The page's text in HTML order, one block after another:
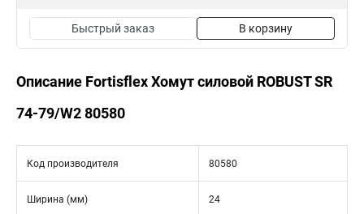
Быстрый заказ В корзину
Описание Fortisflex Хомут силовой ROBUST SR
74-79/W2 80580
Код производителя 80580
Ширина (мм) 24